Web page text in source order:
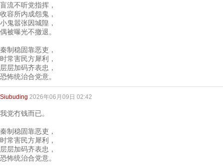
盲流不听党指挥，
收容所内成怨鬼，
小鬼嚣张因城隍，
偶被曝光不撤退。
秦制稳固靠恶吏，
时常害民方犀利，
层层加码齐表忠，
恐怖统治合党意。
Siubuding 2026年06月09日 02:42
我党冇钱而已。
秦制稳固靠恶吏，
时常害民方犀利，
层层加码齐表忠，
恐怖统治合党意。